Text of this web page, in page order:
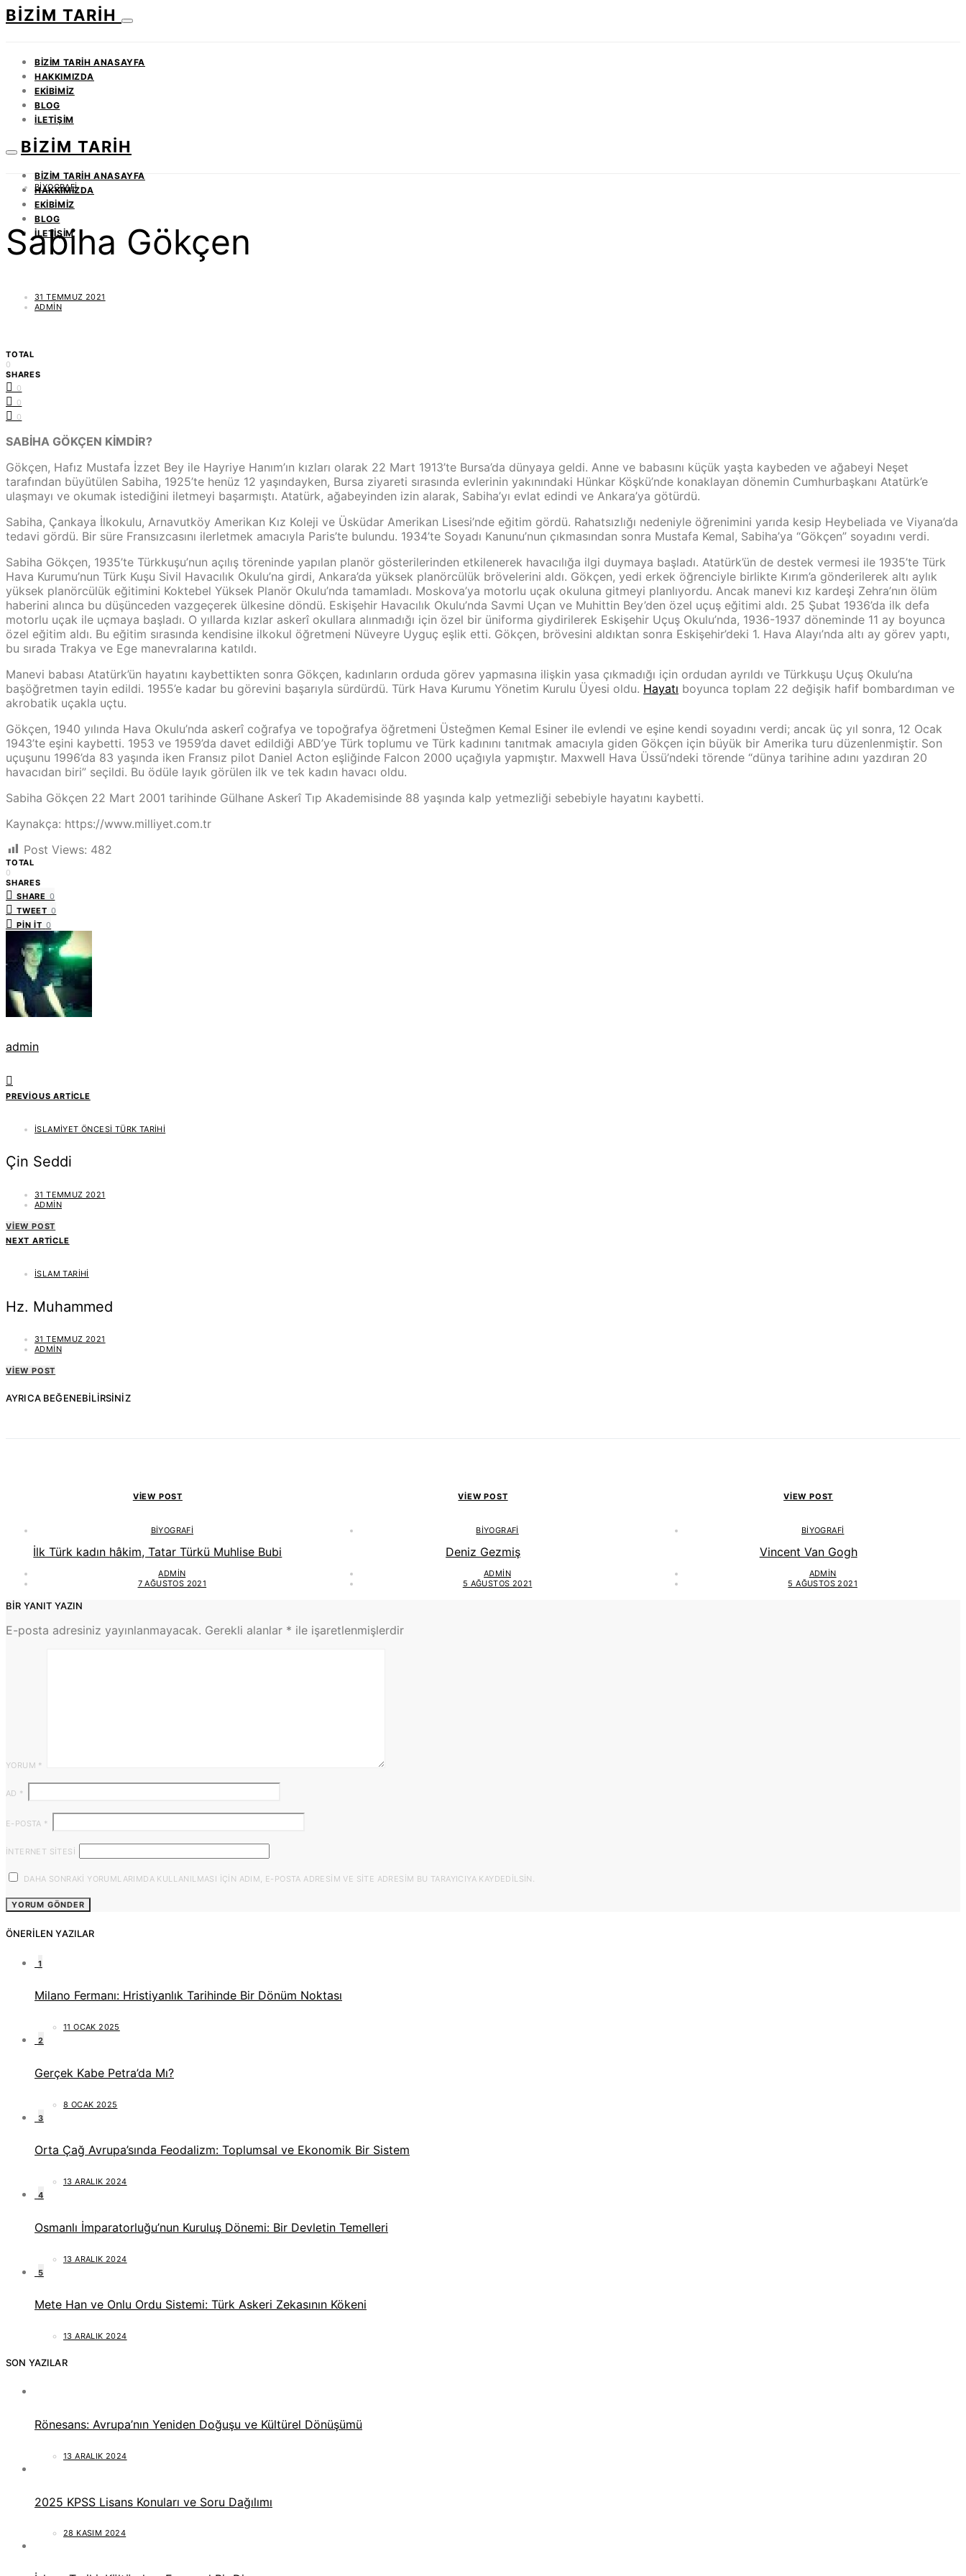
BIZIM TARIH
BIZIM TARIH ANASAYFA
HAKKIMIZDA
EKIBIMIZ
BLOG
İLETIŞIM
BIZIM TARIH
BIZIM TARIH ANASAYFA
HAKKIMIZDA
EKIBIMIZ
BLOG
İLETIŞIM
BIYOGRAFI
Sabiha Gökçen
31 TEMMUZ 2021
ADMIN
TOTAL
0
SHARES
0
0
0
SABİHA GÖKÇEN KİMDİR?
Gökçen, Hafız Mustafa İzzet Bey ile Hayriye Hanım’ın kızları olarak 22 Mart 1913’te Bursa’da dünyaya geldi. Anne ve babasını küçük yaşta kaybeden ve ağabeyi Neşet
tarafından büyütülen Sabiha, 1925’te henüz 12 yaşındayken, Bursa ziyareti sırasında evlerinin yakınındaki Hünkar Köşkü’nde konaklayan dönemin Cumhurbaşkanı Atatürk’e
ulaşmayı ve okumak istediğini iletmeyi başarmıştı. Atatürk, ağabeyinden izin alarak, Sabiha’yı evlat edindi ve Ankara’ya götürdü.
Sabiha, Çankaya İlkokulu, Arnavutköy Amerikan Kız Koleji ve Üsküdar Amerikan Lisesi’nde eğitim gördü. Rahatsızlığı nedeniyle öğrenimini yarıda kesip Heybeliada ve Viyana’da
tedavi gördü. Bir süre Fransızcasını ilerletmek amacıyla Paris’te bulundu. 1934’te Soyadı Kanunu’nun çıkmasından sonra Mustafa Kemal, Sabiha’ya “Gökçen” soyadını verdi.
Sabiha Gökçen, 1935’te Türkkuşu’nun açılış töreninde yapılan planör gösterilerinden etkilenerek havacılığa ilgi duymaya başladı. Atatürk’ün de destek vermesi ile 1935’te Türk
Hava Kurumu’nun Türk Kuşu Sivil Havacılık Okulu’na girdi, Ankara’da yüksek planörcülük brövelerini aldı. Gökçen, yedi erkek öğrenciyle birlikte Kırım’a gönderilerek altı aylık
yüksek planörcülük eğitimini Koktebel Yüksek Planör Okulu’nda tamamladı. Moskova’ya motorlu uçak okuluna gitmeyi planlıyordu. Ancak manevi kız kardeşi Zehra’nın ölüm
haberini alınca bu düşünceden vazgeçerek ülkesine döndü. Eskişehir Havacılık Okulu’nda Savmi Uçan ve Muhittin Bey’den özel uçuş eğitimi aldı. 25 Şubat 1936’da ilk defa
motorlu uçak ile uçmaya başladı. O yıllarda kızlar askerî okullara alınmadığı için özel bir üniforma giydirilerek Eskişehir Uçuş Okulu’nda, 1936-1937 döneminde 11 ay boyunca
özel eğitim aldı. Bu eğitim sırasında kendisine ilkokul öğretmeni Nüveyre Uyguç eşlik etti. Gökçen, brövesini aldıktan sonra Eskişehir’deki 1. Hava Alayı’nda altı ay görev yaptı,
bu sırada Trakya ve Ege manevralarına katıldı.
Manevi babası Atatürk’ün hayatını kaybettikten sonra Gökçen, kadınların orduda görev yapmasına ilişkin yasa çıkmadığı için ordudan ayrıldı ve Türkkuşu Uçuş Okulu’na
başöğretmen tayin edildi. 1955’e kadar bu görevini başarıyla sürdürdü. Türk Hava Kurumu Yönetim Kurulu Üyesi oldu. Hayatı boyunca toplam 22 değişik hafif bombardıman ve
akrobatik uçakla uçtu.
Gökçen, 1940 yılında Hava Okulu’nda askerî coğrafya ve topoğrafya öğretmeni Üsteğmen Kemal Esiner ile evlendi ve eşine kendi soyadını verdi; ancak üç yıl sonra, 12 Ocak
1943’te eşini kaybetti. 1953 ve 1959’da davet edildiği ABD’ye Türk toplumu ve Türk kadınını tanıtmak amacıyla giden Gökçen için büyük bir Amerika turu düzenlenmiştir. Son
uçuşunu 1996’da 83 yaşında iken Fransız pilot Daniel Acton eşliğinde Falcon 2000 uçağıyla yapmıştır. Maxwell Hava Üssü’ndeki törende “dünya tarihine adını yazdıran 20
havacıdan biri” seçildi. Bu ödüle layık görülen ilk ve tek kadın havacı oldu.
Sabiha Gökçen 22 Mart 2001 tarihinde Gülhane Askerî Tıp Akademisinde 88 yaşında kalp yetmezliği sebebiyle hayatını kaybetti.
Kaynakça: https://www.milliyet.com.tr
Post Views: 482
TOTAL
0
SHARES
SHARE 0
TWEET 0
PIN IT 0
admin
PREVIOUS ARTICLE
İSLAMIYET ÖNCESI TÜRK TARIHI
Çin Seddi
31 TEMMUZ 2021
ADMIN
VIEW POST
NEXT ARTICLE
İSLAM TARIHI
Hz. Muhammed
31 TEMMUZ 2021
ADMIN
VIEW POST
AYRICA BEĞENEBILIRSINIZ
VIEW POST
BIYOGRAFI
İlk Türk kadın hâkim, Tatar Türkü Muhlise Bubi
ADMIN
7 AĞUSTOS 2021
VIEW POST
BIYOGRAFI
Deniz Gezmiş
ADMIN
5 AĞUSTOS 2021
VIEW POST
BIYOGRAFI
Vincent Van Gogh
ADMIN
5 AĞUSTOS 2021
BIR YANIT YAZIN
E-posta adresiniz yayınlanmayacak. Gerekli alanlar * ile işaretlenmişlerdir
YORUM *
AD *
E-POSTA *
İNTERNET SITESI
DAHA SONRAKI YORUMLARIMDA KULLANILMASI IÇIN ADIM, E-POSTA ADRESIM VE SITE ADRESIM BU TARAYICIYA KAYDEDILSIN.
ÖNERILEN YAZILAR
1
Milano Fermanı: Hristiyanlık Tarihinde Bir Dönüm Noktası
11 OCAK 2025
2
Gerçek Kabe Petra’da Mı?
8 OCAK 2025
3
Orta Çağ Avrupa’sında Feodalizm: Toplumsal ve Ekonomik Bir Sistem
13 ARALIK 2024
4
Osmanlı İmparatorluğu’nun Kuruluş Dönemi: Bir Devletin Temelleri
13 ARALIK 2024
5
Mete Han ve Onlu Ordu Sistemi: Türk Askeri Zekasının Kökeni
13 ARALIK 2024
SON YAZILAR
Rönesans: Avrupa’nın Yeniden Doğuşu ve Kültürel Dönüşümü
13 ARALIK 2024
2025 KPSS Lisans Konuları ve Soru Dağılımı
28 KASIM 2024